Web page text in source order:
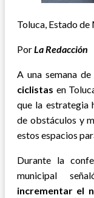
Toluca, Estado de
PorLa Redacción
A una semana
ciclistas en
que la estrategia
de obstáculos y
estos espacios
Durante la
municipal
incrementar el